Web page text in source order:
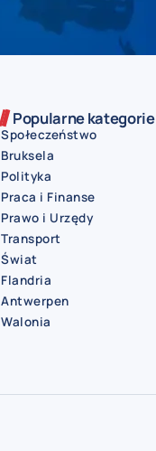
Popularne kategorie
Społeczeństwo
Bruksela
Polityka
Praca i Finanse
Prawo i Urzędy
Transport
Świat
Flandria
Antwerpen
Walonia